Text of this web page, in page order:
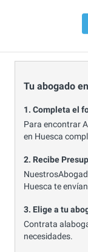
Tu abogado
1. Completa el
Para encontrar
en Huesca
2. Recibe
Huesca te
3. Elige a tu
Contrata
necesidades.